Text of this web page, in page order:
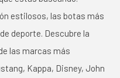
estilosos, las botas más
deporte. Descubre la
las marcas más
Kappa, Disney, John